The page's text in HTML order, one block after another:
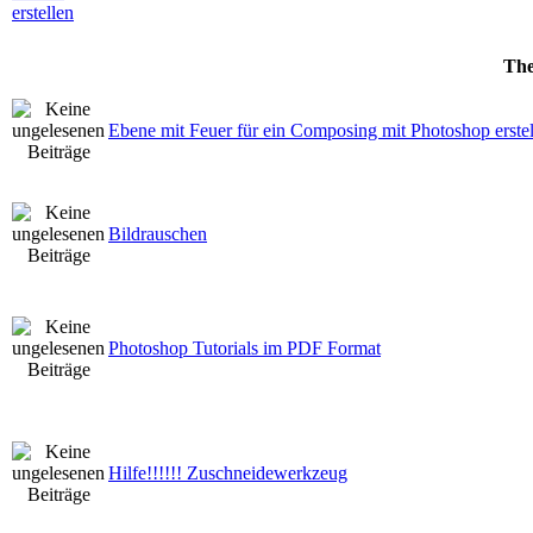
Ebene mit Feuer für ein Composing mit Photoshop
Bildrauschen
Photoshop Tutorials im PDF Format
Hilfe!!!!!! Zuschneidewerkzeug